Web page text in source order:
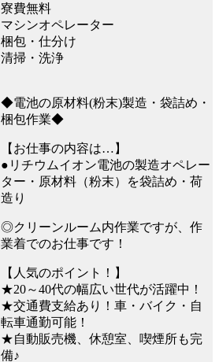
寮費無料
マシンオペレーター
梱包・仕分け
清掃・洗浄
◆電池の原材料(粉末)製造・袋詰め・
梱包作業◆
【お仕事の内容は…】
●リチウムイオン電池の製造オペレー
ター・原材料（粉末）を袋詰め・荷
造り
◎クリーンルーム内作業ですが、作
業着でのお仕事です！
【人気のポイント！】
★20～40代の幅広い世代が活躍中！
★交通費支給あり！車・バイク・自
転車通勤可能！
★自動販売機、休憩室、喫煙所も完
備♪